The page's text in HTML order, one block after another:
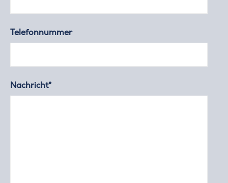
Telefonnummer
Nachricht*